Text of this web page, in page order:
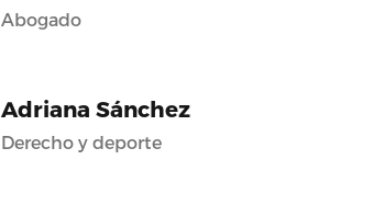
Abogado
Adriana Sánchez
Derecho y deporte